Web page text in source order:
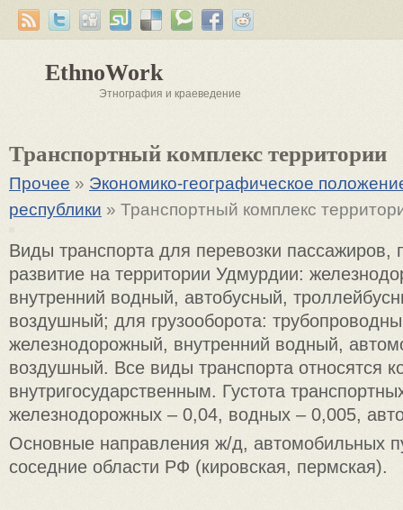
EthnoWork
Этнография и краеведение
Транспортный комплекс территории
Прочее » Экономико-географическое
республики » Транспортный комплекс
Виды транспорта для перевозки пассажиров,
развитие на территории Удмурдии:
внутренний водный, автобусный,
воздушный; для грузооборота:
железнодорожный, внутренний водный,
воздушный. Все виды транспорта относятся
внутригосударственным. Густота
железнодорожных – 0,04, водных – 0,005,
Основные направления ж/д, автомобильных
соседние области РФ (кировская, пермская).